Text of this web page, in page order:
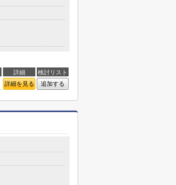
詳細
検討リスト
詳細を見る 追加する